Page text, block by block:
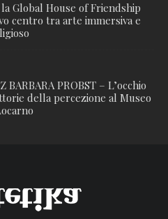
Global House of Friendship
centro tra arte immersiva e
BARBARA PROBST – L’occhio
della percezione al Museo